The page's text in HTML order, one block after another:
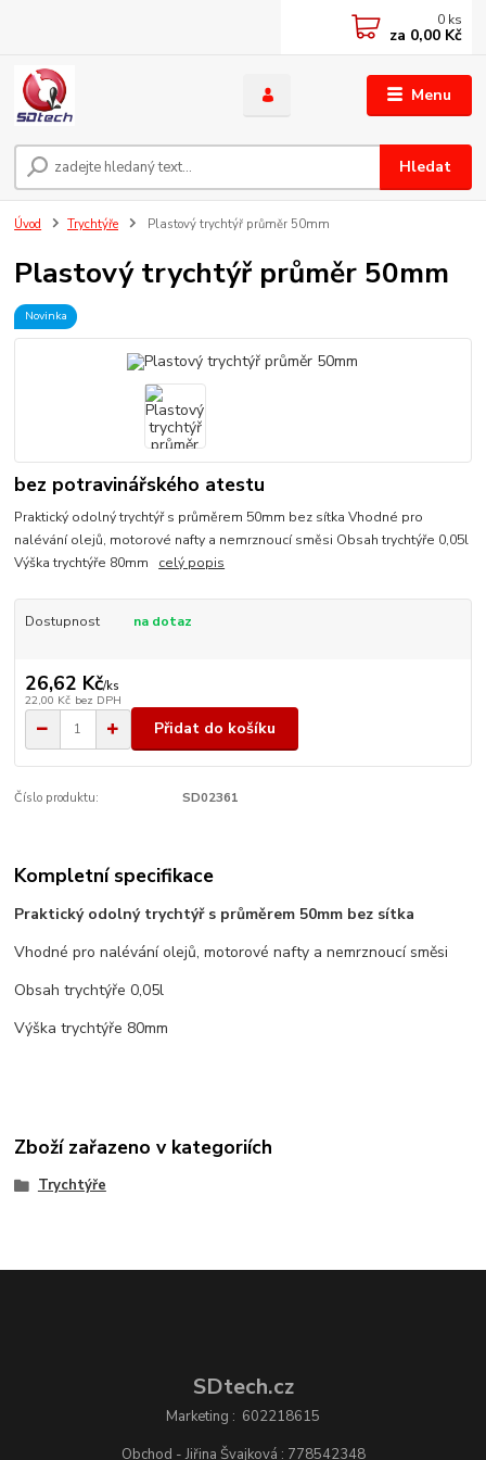
Menu
Hledat
0 ks
za 0,00 Kč
Úvod Trychtýře Plastový trychtýř průměr 50mm
Plastový trychtýř průměr 50mm
Novinka
bez potravinářského atestu
Praktický odolný trychtýř s průměrem 50mm bez sítka Vhodné pro
nalévání olejů, motorové nafty a nemrznoucí směsi Obsah trychtýře 0,05l
Výška trychtýře 80mm celý popis
Dostupnost na dotaz
26,62 Kč/ks
22,00 Kč bez DPH
Přidat do košíku
Číslo produktu: SD02361
Kompletní specifikace
Praktický odolný trychtýř s průměrem 50mm bez sítka
Vhodné pro nalévání olejů, motorové nafty a nemrznoucí směsi
Obsah trychtýře 0,05l
Výška trychtýře 80mm
Zboží zařazeno v kategoriích
Trychtýře
SDtech.cz
Marketing : 602218615
Obchod - Jiřina Švajková : 778542348